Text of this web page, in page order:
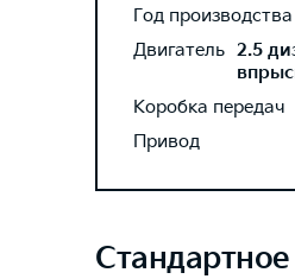
Год производства
Двигатель 2.5
Коробка передач
Привод